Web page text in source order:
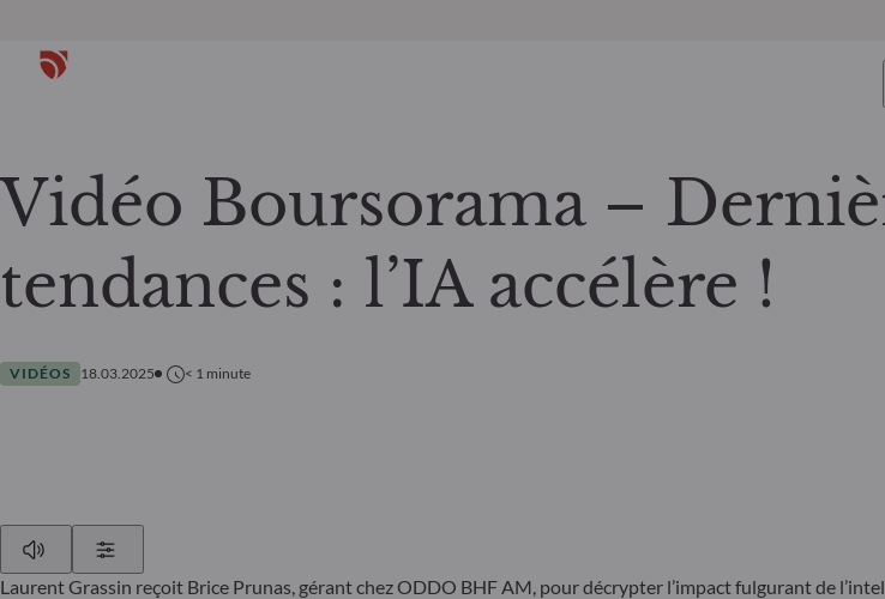
Actions
Vidéo Boursorama –
tendances : l’IA accélère !
VIDÉOS 18.03.2025 < 1 minute
Laurent Grassin reçoit Brice Prunas, gérant chez ODDO BHF AM, pour décrypter l’impact fulgurant de